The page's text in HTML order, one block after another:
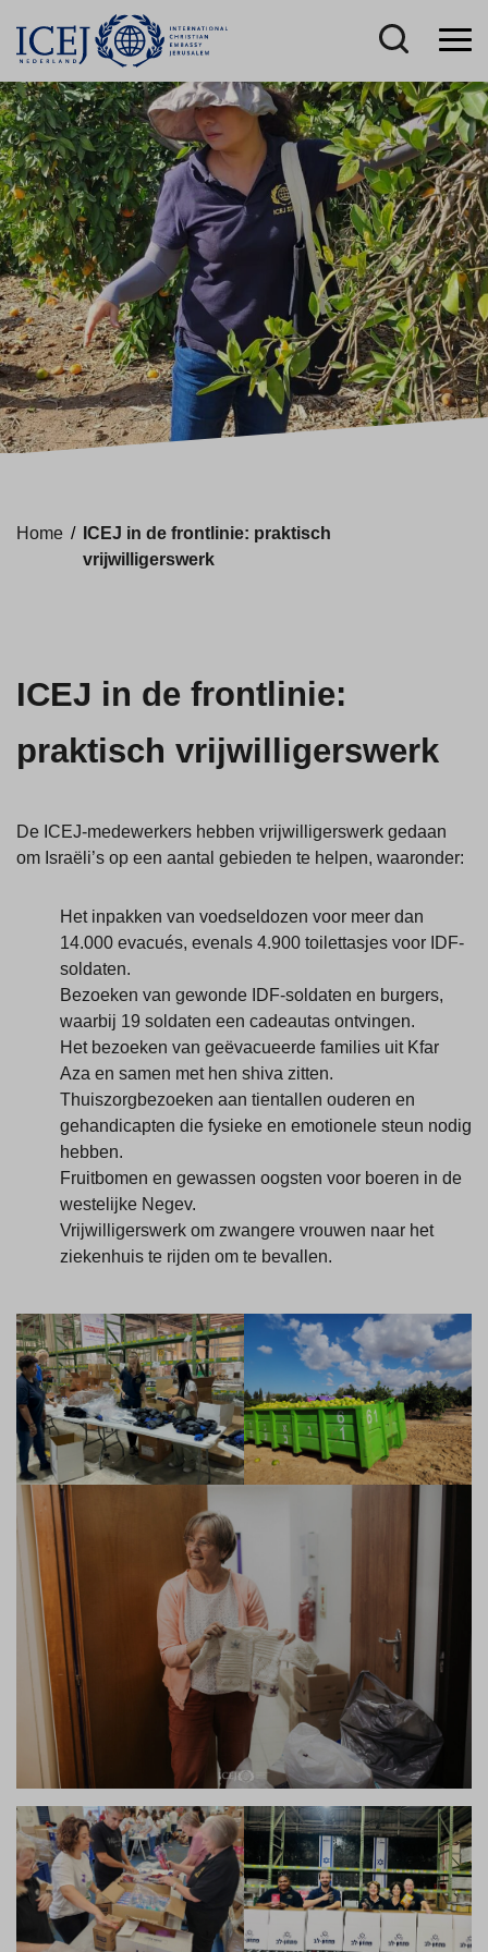
Home /
ICEJ in de frontlinie: praktisch
vrijwilligerswerk
ICEJ in de frontlinie:
praktisch vrijwilligerswerk
De ICEJ-medewerkers hebben vrijwilligerswerk gedaan
om Israëli’s op een aantal gebieden te helpen, waaronder:
Het inpakken van voedseldozen voor meer dan
14.000 evacués, evenals 4.900 toilettasjes voor IDF-
soldaten.
Bezoeken van gewonde IDF-soldaten en burgers,
waarbij 19 soldaten een cadeautas ontvingen.
Het bezoeken van geëvacueerde families uit Kfar
Aza en samen met hen shiva zitten.
Thuiszorgbezoeken aan tientallen ouderen en
gehandicapten die fysieke en emotionele steun nodig
hebben.
Fruitbomen en gewassen oogsten voor boeren in de
westelijke Negev.
Vrijwilligerswerk om zwangere vrouwen naar het
ziekenhuis te rijden om te bevallen.